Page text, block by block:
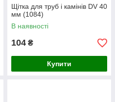
Щітка для труб і камінів DV 40
мм (1084)
В наявності
104 ₴
Купити